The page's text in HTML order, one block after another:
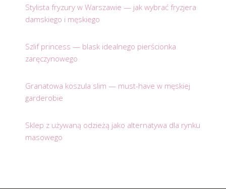
Stylista fryzury w Warszawie — jak wybrać fryzjera
damskiego i męskiego
Szlif princess — blask idealnego pierścionka
zaręczynowego
Granatowa koszula slim — must-have w męskiej
garderobie
Sklep z używaną odzieżą jako alternatywa dla rynku
masowego